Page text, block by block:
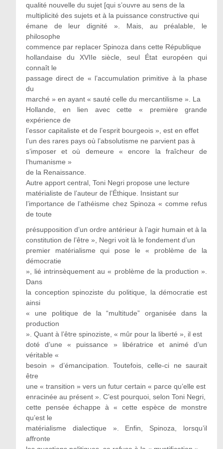
qualité nouvelle du sujet [qui s’ouvre au sens de la
multiplicité des sujets et à la puissance constructive qui
émane de leur dignité ». Mais, au préalable, le
philosophe
commence par replacer Spinoza dans cette République
hollandaise du XVIIe siècle, seul État européen qui
connaît le
passage direct de « l’accumulation primitive à la phase
du
marché » en ayant « sauté celle du mercantilisme ». La
Hollande, en lien avec cette « première grande
expérience de
l’essor capitaliste et de l’esprit bourgeois », est en effet
l’un des rares pays où l’absolutisme ne parvient pas à
s’imposer et où demeure « encore la fraîcheur de
l’humanisme »
de la Renaissance.
Autre apport central, Toni Negri propose une lecture
matérialiste de l’auteur de l’Éthique. Insistant sur
l’importance de l’athéisme chez Spinoza « comme refus
de toute
présupposition d’un ordre antérieur à l’agir humain et à la
constitution de l’être », Negri voit là le fondement d’un
premier matérialisme qui pose le « problème de la
démocratie
», lié intrinsèquement au « problème de la production ».
Dans
la conception spinoziste du politique, la démocratie est
ainsi
« une politique de la “multitude” organisée dans la
production
». Quant à l’être spinoziste, « mûr pour la liberté », il est
doté d’une « puissance » libératrice et animé d’un
véritable «
besoin » d’émancipation. Toutefois, celle-ci ne saurait
être
une « transition » vers un futur certain « parce qu’elle est
enracinée au présent ». C’est pourquoi, selon Toni Negri,
cette pensée échappe à « cette espèce de monstre
qu’est le
matérialisme dialectique ». Enfin, Spinoza, lorsqu’il
affronte